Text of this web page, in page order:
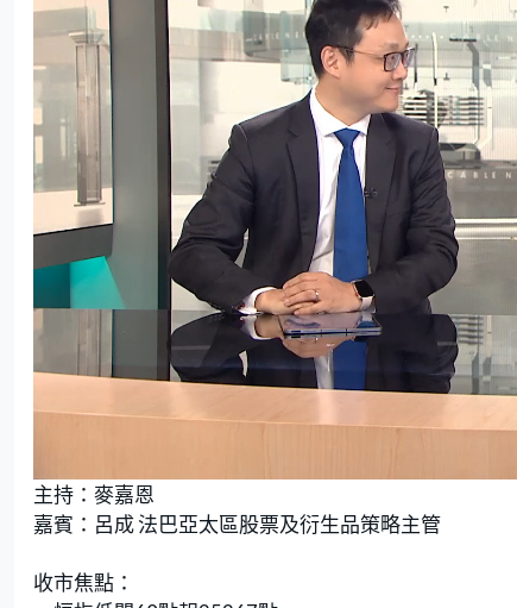
n
m
u
t
e
a
d
e
d
:
主持：麥嘉恩
嘉賓：呂成 法巴亞太區股票及衍生品策略主管
收市焦點：